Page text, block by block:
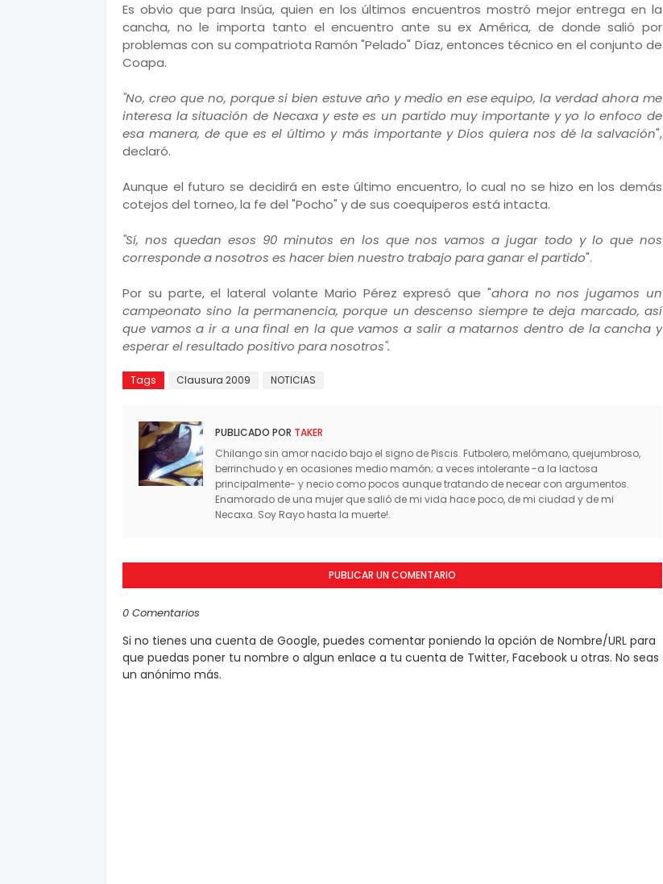
Es obvio que para Insúa, quien en los últimos encuentros mostró mejor entrega en la
cancha, no le importa tanto el encuentro ante su ex América, de donde salió por
problemas con su compatriota Ramón "Pelado" Díaz, entonces técnico en el conjunto de
Coapa.
"No, creo que no, porque si bien estuve año y medio en ese equipo, la verdad ahora me
interesa la situación de Necaxa y este es un partido muy importante y yo lo enfoco de
esa manera, de que es el último y más importante y Dios quiera nos dé la salvación",
declaró.
Aunque el futuro se decidirá en este último encuentro, lo cual no se hizo en los demás
cotejos del torneo, la fe del "Pocho" y de sus coequiperos está intacta.
"Sí, nos quedan esos 90 minutos en los que nos vamos a jugar todo y lo que nos
corresponde a nosotros es hacer bien nuestro trabajo para ganar el partido".
Por su parte, el lateral volante Mario Pérez expresó que "ahora no nos jugamos un
campeonato sino la permanencia, porque un descenso siempre te deja marcado, así
que vamos a ir a una final en la que vamos a salir a matarnos dentro de la cancha y
esperar el resultado positivo para nosotros".
Tags Clausura 2009 NOTICIAS
PUBLICADO POR TAKER
Chilango sin amor nacido bajo el signo de Piscis. Futbolero, melómano, quejumbroso,
berrinchudo y en ocasiones medio mamón; a veces intolerante -a la lactosa
principalmente- y necio como pocos aunque tratando de necear con argumentos.
Enamorado de una mujer que salió de mi vida hace poco, de mi ciudad y de mi
Necaxa. Soy Rayo hasta la muerte!.
PUBLICAR UN COMENTARIO
0 Comentarios
Si no tienes una cuenta de Google, puedes comentar poniendo la opción de Nombre/URL para
que puedas poner tu nombre o algun enlace a tu cuenta de Twitter, Facebook u otras. No seas
un anónimo más.